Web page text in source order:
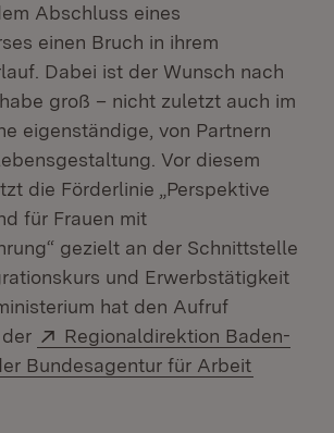
Abschluss eines
einen Bruch in ihrem
Dabei ist der Wunsch nach
groß – nicht zuletzt auch im
eigenständige, von Partnern
Vor diesem
die Förderlinie „Perspektive
für Frauen mit
gezielt an der Schnittstelle
und Erwerbstätigkeit
hat den Aufruf
Extern:
Regionaldirektion Baden-
Bundesagentur für Arbeit